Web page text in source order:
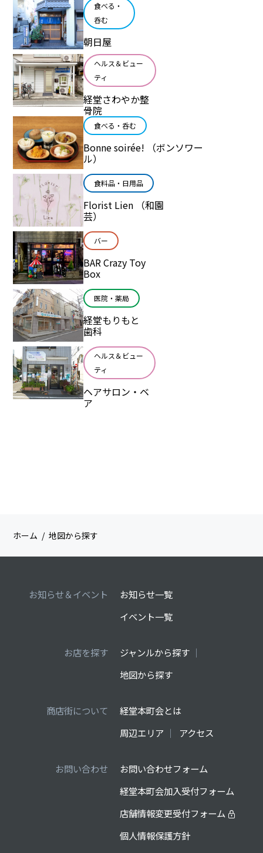
食べる・
呑む
朝日屋
ヘルス＆ビュー
ティ
経堂さわやか整
骨院
食べる・呑む
Bonne soirée! （ボンソワー
ル）
食料品・日用品
Florist Lien （和園
芸）
バー
BAR Crazy Toy
Box
医院・薬局
経堂もりもと
歯科
ヘルス＆ビュー
ティ
ヘアサロン・ベ
ア
ホーム 地図から探す
お知らせ＆イベント
お知らせ一覧
イベント一覧
お店を探す
ジャンルから探す
地図から探す
商店街について
経堂本町会とは
周辺エリア
アクセス
お問い合わせ
お問い合わせフォーム
経堂本町会加入受付フォーム
店舗情報変更受付フォーム
個人情報保護方針